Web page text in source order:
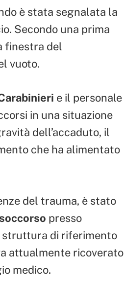
è stata segnalata la
Secondo una prima
finestra del
vuoto.
e il personale
in una situazione
dell’accaduto, il
che ha alimentato
del trauma, è stato
presso
struttura di riferimento
attualmente ricoverato
medico.